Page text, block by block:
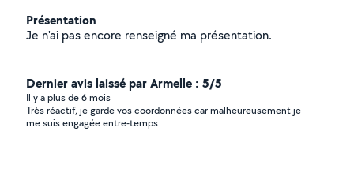
Présentation
Je n'ai pas encore renseigné ma présentation.
Dernier avis laissé par Armelle : 5/5
Il y a plus de 6 mois
Très réactif, je garde vos coordonnées car malheureusement je
me suis engagée entre-temps